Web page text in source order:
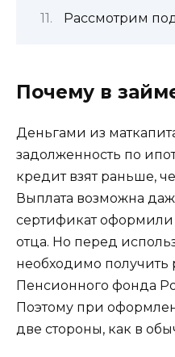
Рассмотрим
Почему в
Деньгами из
задолженность по
кредит взят раньше,
Выплата возможна
сертификат оформили
отца. Но перед
необходимо получить
Пенсионного фонда
Поэтому при
две стороны, как в